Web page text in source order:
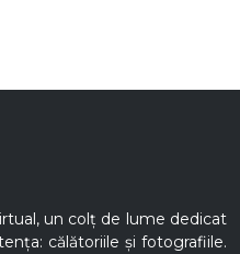
un colț de lume dedicat
călătoriile și fotografiile.